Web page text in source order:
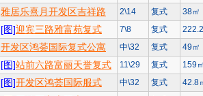
雅居乐熹月开发区吉祥路 2\14 复式
38㎡
[图]迎宾三路雅富苑复式 7\8 复式
开发区鸿荟国际复式公寓 中\32 复式
49㎡
[图]站前六路富丽天誉复式 11\29 复式
159
[图]开发区鸿荟国际服式 中\32 复式
42.8